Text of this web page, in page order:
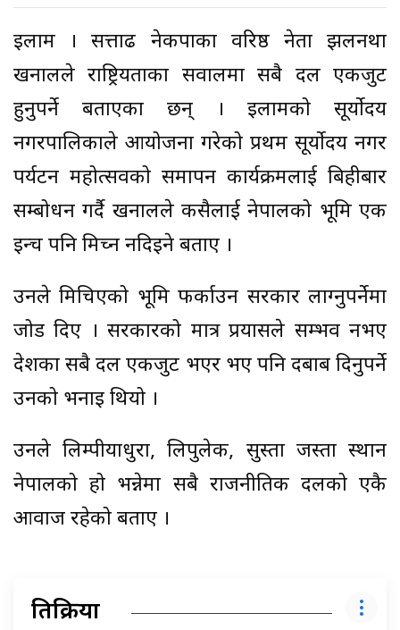
इलाम । सत्तारुढ नेकपाका वरिष्ठ नेता झलनथा
खनालले राष्ट्रियताका सवालमा सबै दल एकजुट
हुनुपर्ने बताएका छन् । इलामको सूर्योदय
नगरपालिकाले आयोजना गरेको प्रथम सूर्योदय नगर
पर्यटन महोत्सवको समापन कार्यक्रमलाई बिहीबार
सम्बोधन गर्दै खनालले कसैलाई नेपालको भूमि एक
इन्च पनि मिच्न नदिइने बताए ।
उनले मिचिएको भूमि फर्काउन सरकार लाग्नुपर्नेमा
जोड दिए । सरकारको मात्र प्रयासले सम्भव नभए
देशका सबै दल एकजुट भएर भए पनि दबाब दिनुपर्ने
उनको भनाइ थियो ।
उनले लिम्पीयाधुरा, लिपुलेक, सुस्ता जस्ता स्थान
नेपालको हो भन्नेमा सबै राजनीतिक दलको एकै
आवाज रहेको बताए ।
प्रतिक्रिया